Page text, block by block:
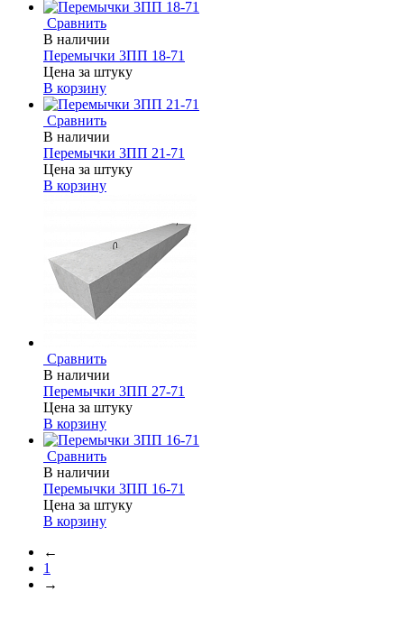
Сравнить
В наличии
Перемычки 3ПП 18-71
Цена за штуку
В корзину
Сравнить
В наличии
Перемычки 3ПП 21-71
Цена за штуку
В корзину
Сравнить
В наличии
Перемычки 3ПП 27-71
Цена за штуку
В корзину
Сравнить
В наличии
Перемычки 3ПП 16-71
Цена за штуку
В корзину
←
1
→